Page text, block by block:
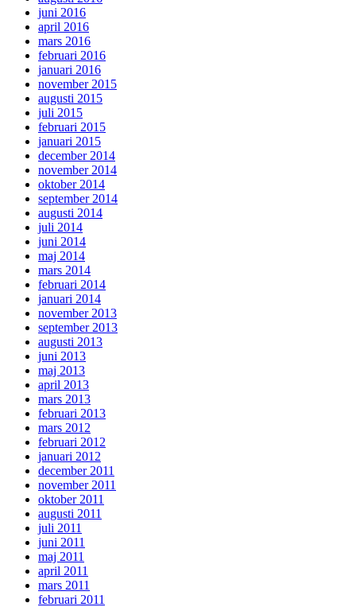
juni 2016
april 2016
mars 2016
februari 2016
januari 2016
november 2015
augusti 2015
juli 2015
februari 2015
januari 2015
december 2014
november 2014
oktober 2014
september 2014
augusti 2014
juli 2014
juni 2014
maj 2014
mars 2014
februari 2014
januari 2014
november 2013
september 2013
augusti 2013
juni 2013
maj 2013
april 2013
mars 2013
februari 2013
mars 2012
februari 2012
januari 2012
december 2011
november 2011
oktober 2011
augusti 2011
juli 2011
juni 2011
maj 2011
april 2011
mars 2011
februari 2011